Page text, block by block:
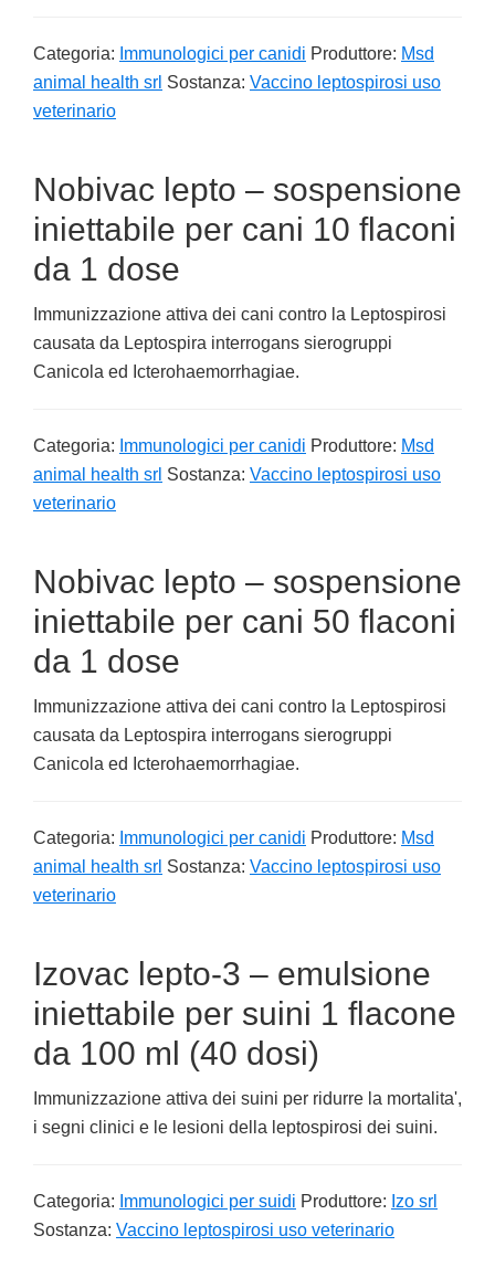
Categoria: Immunologici per canidi Produttore: Msd
animal health srl Sostanza: Vaccino leptospirosi uso
veterinario
Nobivac lepto – sospensione
iniettabile per cani 10 flaconi
da 1 dose
Immunizzazione attiva dei cani contro la Leptospirosi
causata da Leptospira interrogans sierogruppi
Canicola ed Icterohaemorrhagiae.
Categoria: Immunologici per canidi Produttore: Msd
animal health srl Sostanza: Vaccino leptospirosi uso
veterinario
Nobivac lepto – sospensione
iniettabile per cani 50 flaconi
da 1 dose
Immunizzazione attiva dei cani contro la Leptospirosi
causata da Leptospira interrogans sierogruppi
Canicola ed Icterohaemorrhagiae.
Categoria: Immunologici per canidi Produttore: Msd
animal health srl Sostanza: Vaccino leptospirosi uso
veterinario
Izovac lepto-3 – emulsione
iniettabile per suini 1 flacone
da 100 ml (40 dosi)
Immunizzazione attiva dei suini per ridurre la mortalita',
i segni clinici e le lesioni della leptospirosi dei suini.
Categoria: Immunologici per suidi Produttore: Izo srl
Sostanza: Vaccino leptospirosi uso veterinario